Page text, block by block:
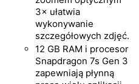
3× ułatwia
wykonywanie
szczegółowych zdjęć.
12 GB RAM i procesor
Snapdragon 7s Gen 3
zapewniają płynną